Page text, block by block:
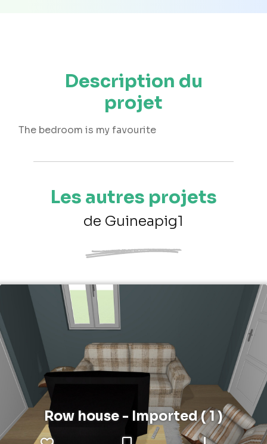
Description du
projet
The bedroom is my favourite
Les autres projets
de Guineapig1
Row house - Imported ( 1 )